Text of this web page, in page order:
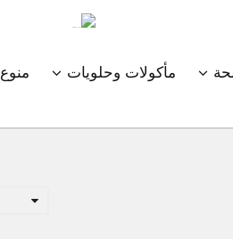
مأكولات وحلويات منوع